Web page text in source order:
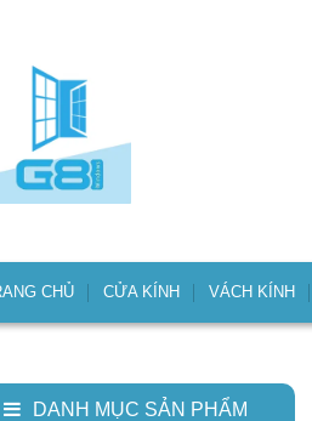
CHỦ CỬA KÍNH VÁCH KÍNH
DANH MỤC SẢN PHẨM